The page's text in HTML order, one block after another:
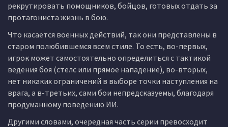
рекрутировать помощников, бойцов, готовых отдать за
протагониста жизнь в бою.
Что касается военных действий, так они представлены в
старом полюбившемся всем стиле. То есть, во-первых,
игрок может самостоятельно определиться с тактикой
ведения боя (стелс или прямое нападение), во-вторых,
нет никаких ограничений в выборе точки наступления на
врага, а в-третьих, сами бои непредсказуемы, благодаря
продуманному поведению ИИ.
Другими словами, очередная часть серии превосходит